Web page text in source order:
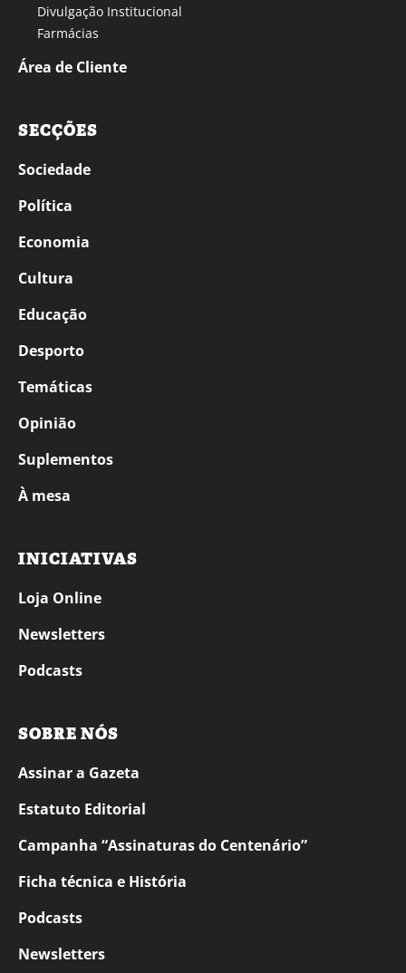
Divulgação Institucional
Farmácias
Área de Cliente
SECÇÕES
Sociedade
Política
Economia
Cultura
Educação
Desporto
Temáticas
Opinião
Suplementos
À mesa
INICIATIVAS
Loja Online
Newsletters
Podcasts
SOBRE NÓS
Assinar a Gazeta
Estatuto Editorial
Campanha “Assinaturas do Centenário”
Ficha técnica e História
Podcasts
Newsletters